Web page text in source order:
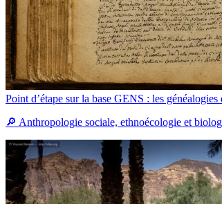
Point d’étape sur la base GENS : les
🔎 Anthropologie sociale, ethnoécologie et